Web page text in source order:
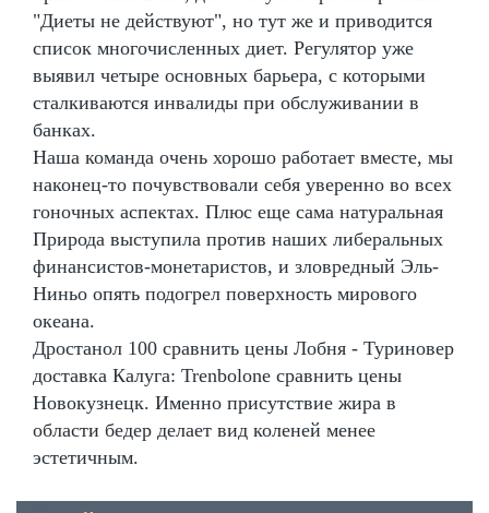
"Диеты не действуют", но тут же и приводится
список многочисленных диет. Регулятор уже
выявил четыре основных барьера, с которыми
сталкиваются инвалиды при обслуживании в
банках.
Наша команда очень хорошо работает вместе, мы
наконец-то почувствовали себя уверенно во всех
гоночных аспектах. Плюс еще сама натуральная
Природа выступила против наших либеральных
финансистов-монетаристов, и зловредный Эль-
Ниньо опять подогрел поверхность мирового
океана.
Дростанол 100 сравнить цены Лобня - Туриновер
доставка Калуга: Trenbolone сравнить цены
Новокузнецк. Именно присутствие жира в
области бедер делает вид коленей менее
эстетичным.